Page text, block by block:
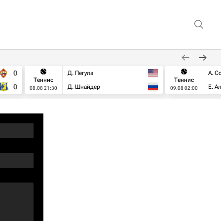
0
0
Теннис
08.08 21:30
Д. Пегула
Д. Шнайдер
Теннис
09.08 02:00
А.
Е.